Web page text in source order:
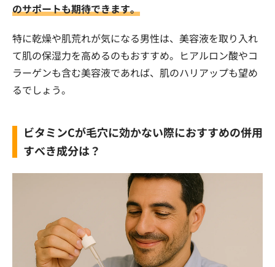
のサポートも期待できます。
特に乾燥や肌荒れが気になる男性は、美容液を取り入れ
て肌の保湿力を高めるのもおすすめ。ヒアルロン酸やコ
ラーゲンも含む美容液であれば、肌のハリアップも望め
るでしょう。
ビタミンCが毛穴に効かない際におすすめの併用
すべき成分は？